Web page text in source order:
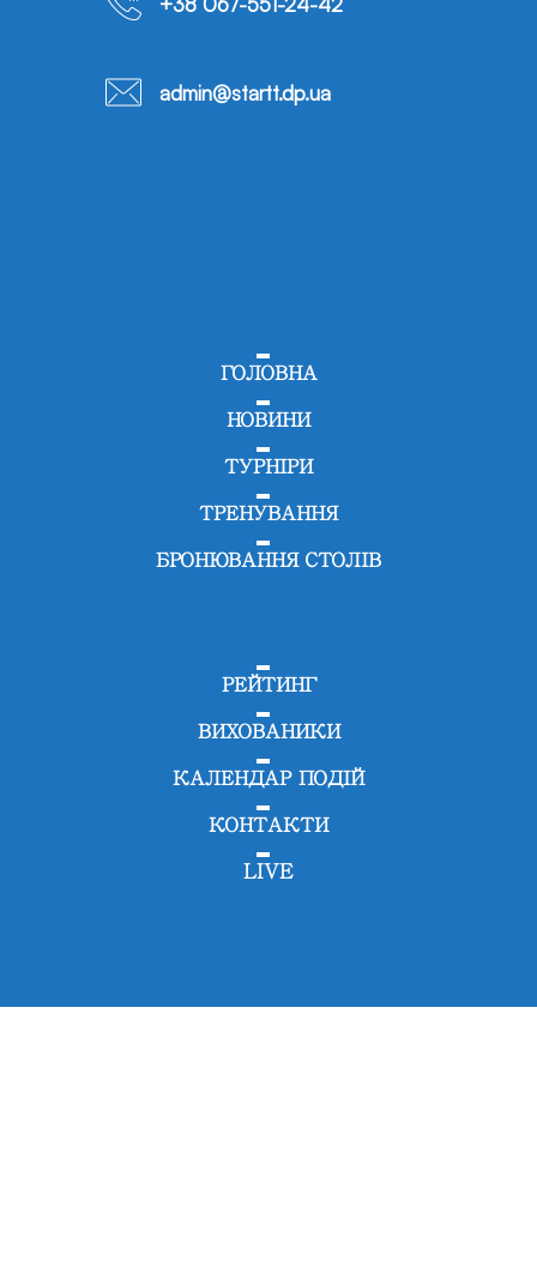
admin@startt.dp.ua
ГОЛОВНА
НОВИНИ
ТУРНІРИ
ТРЕНУВАННЯ
БРОНЮВАННЯ СТОЛІВ
РЕЙТИНГ
ВИХОВАНИКИ
КАЛЕНДАР ПОДІЙ
КОНТАКТИ
LIVE